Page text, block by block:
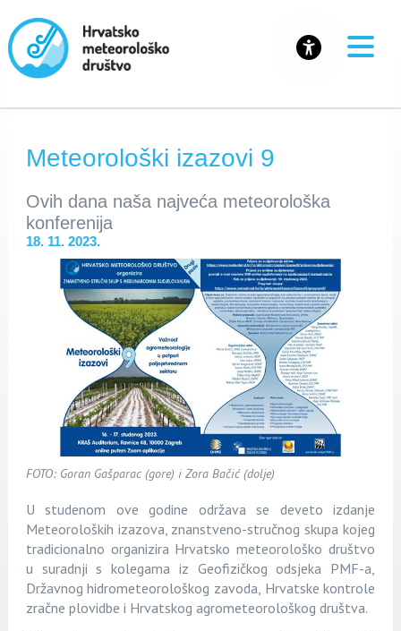
Meteorološki izazovi 9
Ovih dana naša najveća meteorološka
konferenija
18. 11. 2023.
FOTO: Goran Gašparac (gore) i Zora Bačić (dolje)
U studenom ove godine održava se deveto izdanje
Meteoroloških izazova, znanstveno-stručnog skupa kojeg
tradicionalno organizira Hrvatsko meteorološko društvo
u suradnji s kolegama iz Geofizičkog odsjeka PMF-a,
Državnog hidrometeorološkog zavoda, Hrvatske kontrole
zračne plovidbe i Hrvatskog agrometeorološkog društva.